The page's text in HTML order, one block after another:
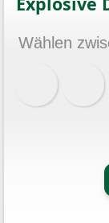
Wählen